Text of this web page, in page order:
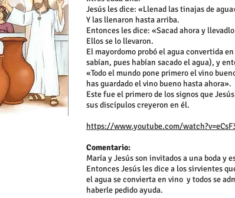
Jesús les dice: «Llenad las tinajas de
Y las llenaron hasta arriba.
Entonces les dice: «Sacad ahora y
Ellos se lo llevaron.
El mayordomo probó el agua convertida
sabían, pues habían sacado el agua), y
«Todo el mundo pone primero el vino
has guardado el vino bueno hasta ahora».
Este fue el primero de los signos que
sus discípulos creyeron en él.
https://www.youtube.com/
Comentario:
María y Jesús son invitados a una boda y
Entonces Jesús les dice a los sirvientes
el agua se convierta en vino y todos se
haberle pedido ayuda.